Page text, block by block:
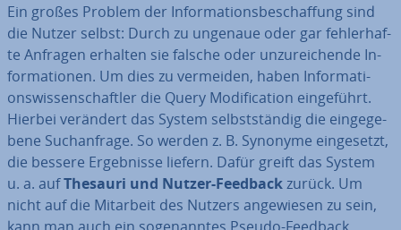
Ein großes Problem der In­for­ma­ti­ons­be­schaf­fung sind
die Nutzer selbst: Durch zu ungenaue oder gar feh­ler­haf­
te Anfragen erhalten sie falsche oder un­zu­rei­chen­de In­
for­ma­tio­nen. Um dies zu vermeiden, haben In­for­ma­ti­
ons­wis­sen­schaft­ler die Query Mo­di­fi­ca­ti­on ein­ge­führt.
Hierbei verändert das System selbst­stän­dig die ein­ge­ge­
be­ne Such­an­fra­ge. So werden z. B. Synonyme ein­ge­setzt,
die bessere Er­geb­nis­se liefern. Dafür greift das System
u. a. aufThesauri und Nutzer-Feedbackzurück. Um
nicht auf die Mitarbeit des Nutzers an­ge­wie­sen zu sein,